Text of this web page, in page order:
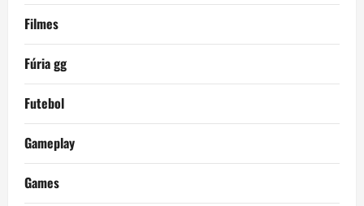
Filmes
Fúria gg
Futebol
Gameplay
Games